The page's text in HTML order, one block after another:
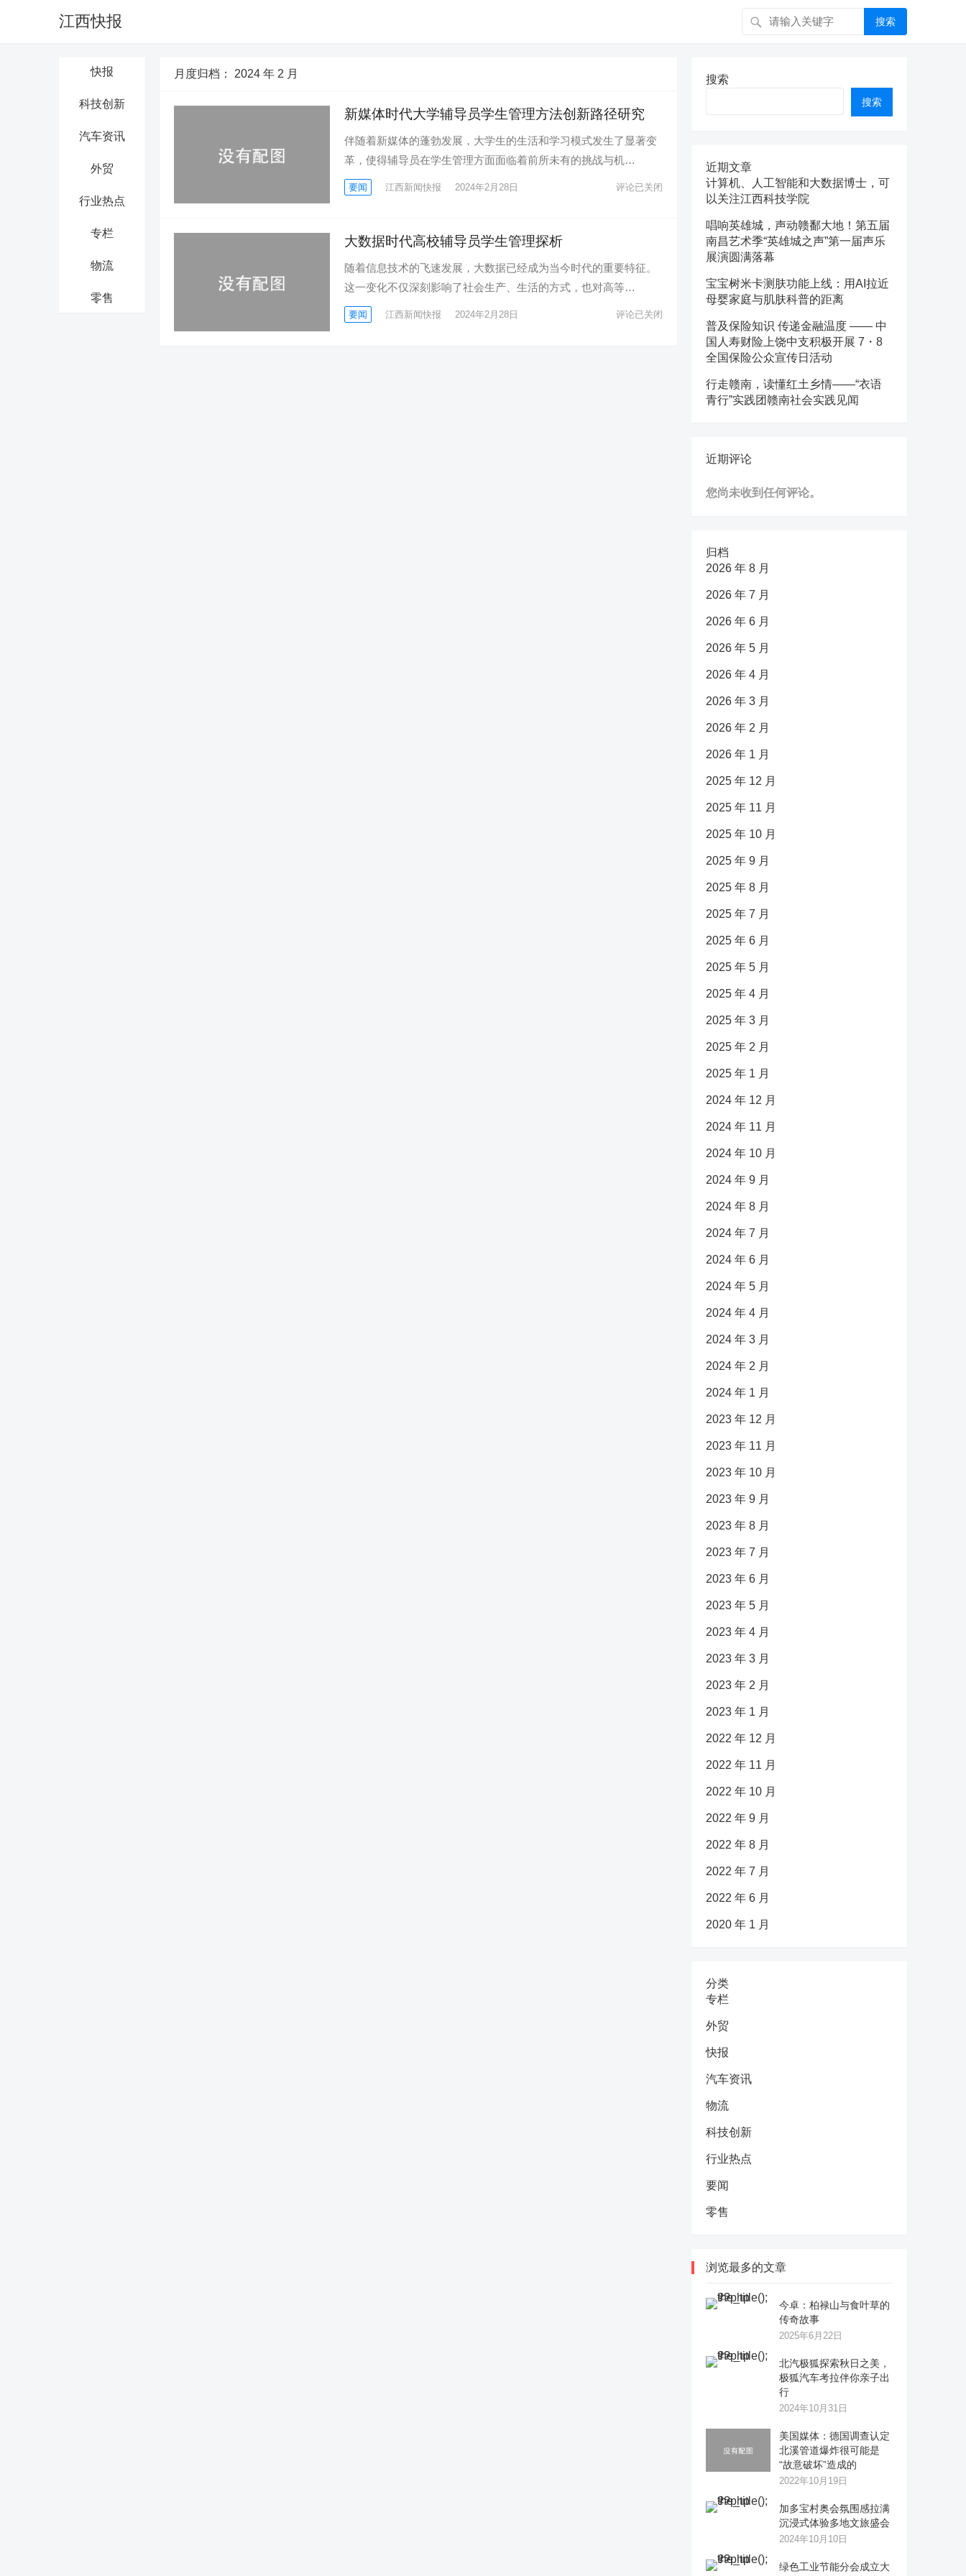
江西快报 搜索
快报
科技创新
汽车资讯
外贸
行业热点
专栏
物流
零售
月度归档： 2024 年 2 月
新媒体时代大学辅导员学生管理方法创新路径研究
伴随着新媒体的蓬勃发展，大学生的生活和学习模式发生了显著变
革，使得辅导员在学生管理方面面临着前所未有的挑战与机…
要闻 江西新闻快报 2024年2月28日 评论已关闭
大数据时代高校辅导员学生管理探析
随着信息技术的飞速发展，大数据已经成为当今时代的重要特征。
这一变化不仅深刻影响了社会生产、生活的方式，也对高等…
要闻 江西新闻快报 2024年2月28日 评论已关闭
搜索
搜索
近期文章
计算机、人工智能和大数据博士，可
以关注江西科技学院
唱响英雄城，声动赣鄱大地！第五届
南昌艺术季“英雄城之声”第一届声乐
展演圆满落幕
宝宝树米卡测肤功能上线：用AI拉近
母婴家庭与肌肤科普的距离
普及保险知识 传递金融温度 —— 中
国人寿财险上饶中支积极开展 7・8
全国保险公众宣传日活动
行走赣南，读懂红土乡情——“衣语
青行”实践团赣南社会实践见闻
近期评论
您尚未收到任何评论。
归档
2026 年 8 月
2026 年 7 月
2026 年 6 月
2026 年 5 月
2026 年 4 月
2026 年 3 月
2026 年 2 月
2026 年 1 月
2025 年 12 月
2025 年 11 月
2025 年 10 月
2025 年 9 月
2025 年 8 月
2025 年 7 月
2025 年 6 月
2025 年 5 月
2025 年 4 月
2025 年 3 月
2025 年 2 月
2025 年 1 月
2024 年 12 月
2024 年 11 月
2024 年 10 月
2024 年 9 月
2024 年 8 月
2024 年 7 月
2024 年 6 月
2024 年 5 月
2024 年 4 月
2024 年 3 月
2024 年 2 月
2024 年 1 月
2023 年 12 月
2023 年 11 月
2023 年 10 月
2023 年 9 月
2023 年 8 月
2023 年 7 月
2023 年 6 月
2023 年 5 月
2023 年 4 月
2023 年 3 月
2023 年 2 月
2023 年 1 月
2022 年 12 月
2022 年 11 月
2022 年 10 月
2022 年 9 月
2022 年 8 月
2022 年 7 月
2022 年 6 月
2020 年 1 月
分类
专栏
外贸
快报
汽车资讯
物流
科技创新
行业热点
要闻
零售
浏览最多的文章
今卓：柏禄山与食叶草的
传奇故事
2025年6月22日
​北汽极狐探索秋日之美，
极狐汽车考拉伴你亲子出
行
2024年10月31日
美国媒体：德国调查认定
北溪管道爆炸很可能是
“故意破坏”造成的
2022年10月19日
加多宝村奥会氛围感拉满
沉浸式体验多地文旅盛会
2024年10月10日
绿色工业节能分会成立大